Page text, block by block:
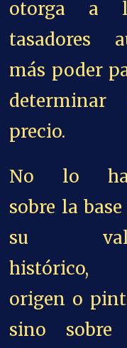
otorga a
tasadores
más poder
determinar
precio.
No lo
sobre la base
su
histórico,
origen o
sino sobre